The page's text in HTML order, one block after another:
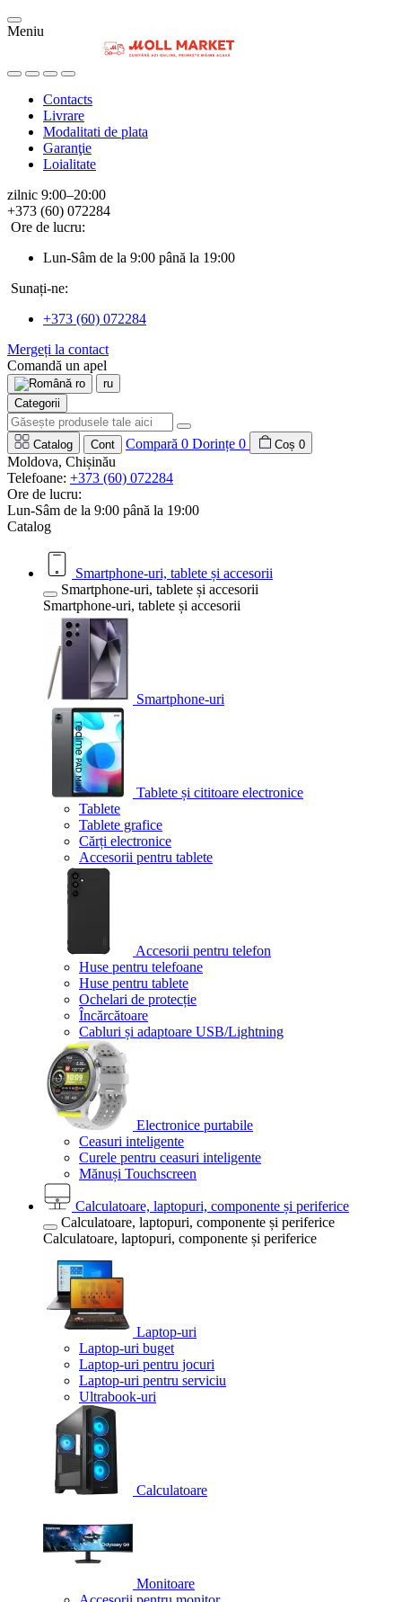
Meniu
Contacts
Livrare
Modalitati de plata
Garanţie
Loialitate
zilnic 9:00–20:00
+373 (60) 072284
Ore de lucru:
Lun-Sâm de la 9:00 până la 19:00
Sunați-ne:
+373 (60) 072284
Mergeți la contact
Comandă un apel
ro
ru
Categorii
Catalog Cont Compară 0 Dorințe 0 Coș 0
Moldova, Chișinău
Telefoane: +373 (60) 072284
Ore de lucru:
Lun-Sâm de la 9:00 până la 19:00
Catalog
Smartphone-uri, tablete și accesorii
Smartphone-uri, tablete și accesorii
Smartphone-uri, tablete și accesorii
Smartphone-uri
Tablete și cititoare electronice
Tablete
Tablete grafice
Cărți electronice
Accesorii pentru tablete
Accesorii pentru telefon
Huse pentru telefoane
Huse pentru tablete
Ochelari de protecție
Încărcătoare
Cabluri și adaptoare USB/Lightning
Electronice purtabile
Ceasuri inteligente
Curele pentru ceasuri inteligente
Mănuși Touchscreen
Calculatoare, laptopuri, componente și periferice
Calculatoare, laptopuri, componente și periferice
Calculatoare, laptopuri, componente și periferice
Laptop-uri
Laptop-uri buget
Laptop-uri pentru jocuri
Laptop-uri pentru serviciu
Ultrabook-uri
Calculatoare
Monitoare